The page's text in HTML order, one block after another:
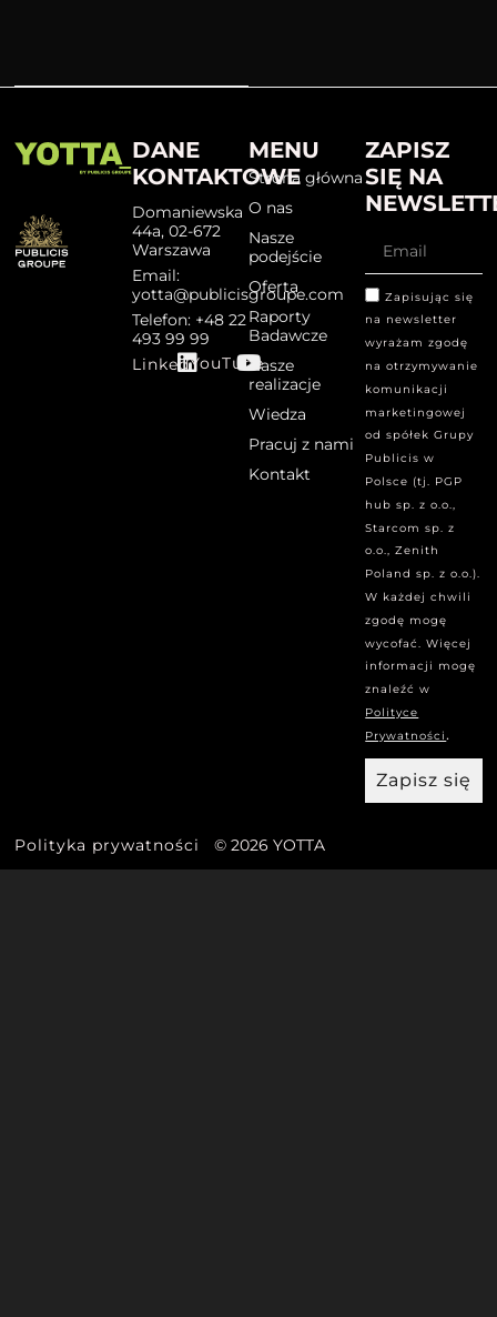
DANE
KONTAKTOWE
Domaniewska
44a, 02-672
Warszawa
Email:
yotta@publicisgroupe.com
Telefon: +48 22
493 99 99
LinkedYouTube
MENU
Strona główna
O nas
Nasze
podejście
Oferta
Raporty
Badawcze
Nasze
realizacje
Wiedza
Pracuj z nami
Kontakt
ZAPISZ
SIĘ NA
Zapisując się
na newsletter
wyrażam zgodę
na otrzymywanie
komunikacji
marketingowej
od spółek Grupy
Publicis w
Polsce (tj. PGP
hub sp. z o.o.,
Starcom sp. z
o.o., Zenith
Poland sp. z o.o.).
W każdej chwili
zgodę mogę
wycofać. Więcej
informacji mogę
znaleźć w
Polityce
Prywatności.
Zapisz się
Polityka prywatności © 2026 YOTTA